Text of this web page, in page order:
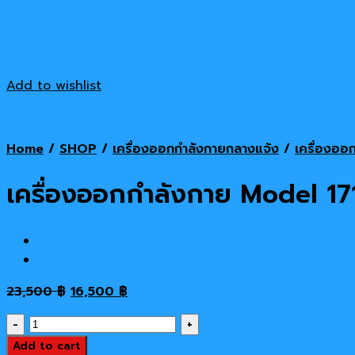
Add to wishlist
Home / SHOP / เครื่องออกกำลังกายกลางแจ้ง / เครื่องออ
เครื่องออกกำลังกาย Model
23,500฿ Original
was:
23,500 ฿.
16,500฿
is:
เครื่อง
ออก
Add to cart